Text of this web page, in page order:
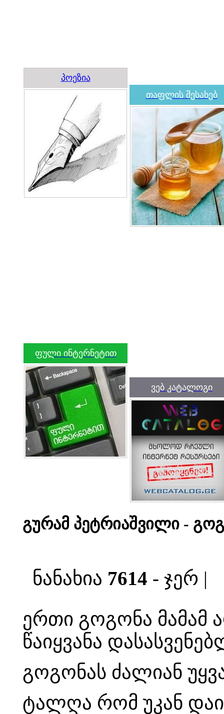
პოეზია
თაფლის შესახებ
ფული ინტერნეტით
ვებ კატალოგი
გურამ პეტრიაშვილი -
ნანახია 7614 - ჯერ |
ერთი გოგონა მამამ
წაიყვანა
გოგონას ძალიან
ტალღა რომ უკან